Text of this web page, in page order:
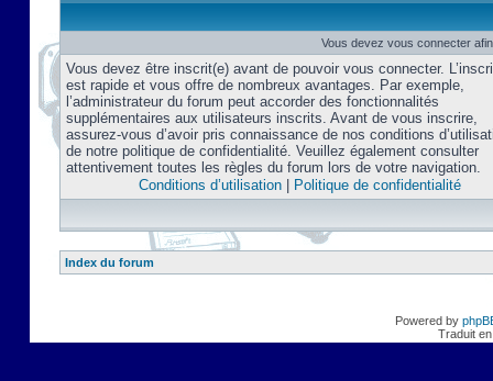
Vous devez vous connecter
Vous devez être inscrit(e) avant de pouvoir vous connecter.
est rapide et vous offre de nombreux avantages. Par exemple,
l’administrateur du forum peut accorder des fonctionnalités
supplémentaires aux utilisateurs inscrits. Avant de vous inscrire,
assurez-vous d’avoir pris connaissance de nos conditions
de notre politique de confidentialité. Veuillez également consulter
attentivement toutes les règles du forum lors de votre navigation.
Conditions d’utilisation| Politique de confidentialité
Index du forum
Powered by
Traduit